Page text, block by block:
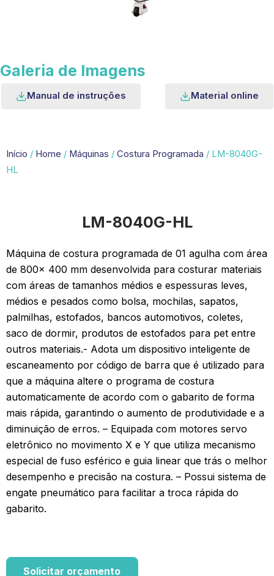
Galeria de Imagens
Manual de instruções Material online
Início / Home / Máquinas / Costura Programada / LM-8040G-
HL
LM-8040G-HL
Máquina de costura programada de 01 agulha com área
de 800x 400 mm desenvolvida para costurar materiais
com áreas de tamanhos médios e espessuras leves,
médios e pesados como bolsa, mochilas, sapatos,
palmilhas, estofados, bancos automotivos, coletes,
saco de dormir, produtos de estofados para pet entre
outros materiais.- Adota um dispositivo inteligente de
escaneamento por código de barra que é utilizado para
que a máquina altere o programa de costura
automaticamente de acordo com o gabarito de forma
mais rápida, garantindo o aumento de produtividade e a
diminuição de erros. – Equipada com motores servo
eletrônico no movimento X e Y que utiliza mecanismo
especial de fuso esférico e guia linear que trás o melhor
desempenho e precisão na costura. – Possui sistema de
engate pneumático para facilitar a troca rápida do
gabarito.
Solicitar orçamento